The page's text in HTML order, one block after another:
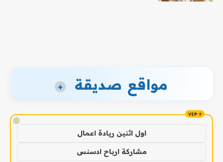
مواقع صديقة +
!
اول اثنين ريادة اعمال
مشاركة ارباح ادسنس